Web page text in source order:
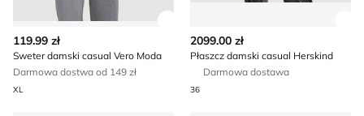
119.99 zł
Sweter damski casual Vero Moda
Darmowa dostwa od 149 zł
XL
2099.00 zł
Płaszcz damski casual Herskind
Darmowa dostawa
36